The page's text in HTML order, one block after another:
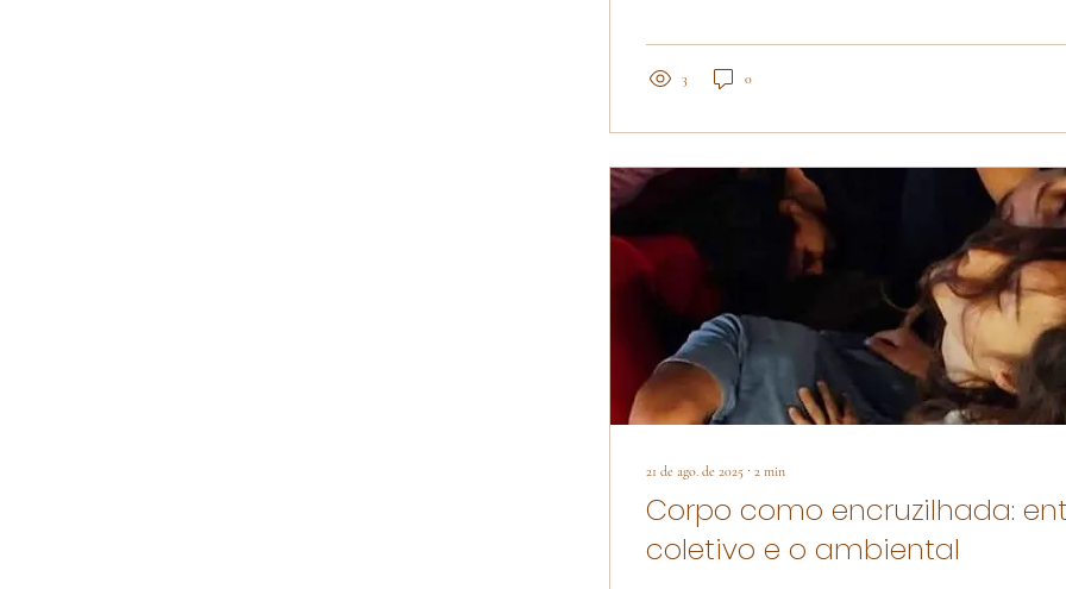
3 0
21 de ago. de 2025 ∙ 2 min
Corpo como encruzilhada:
coletivo e o ambiental